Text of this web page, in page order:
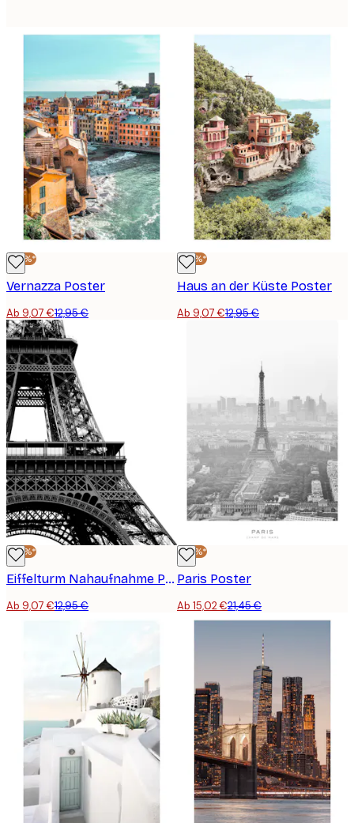
-30%*
Vernazza Poster
Ab 9,07 €12,95 €
-30%*
Haus an der Küste Poster
Ab 9,07 €12,95 €
-30%*
Eiffelturm Nahaufnahme Poster
Ab 9,07 €12,95 €
-30%*
Paris Poster
Ab 15,02 €21,45 €